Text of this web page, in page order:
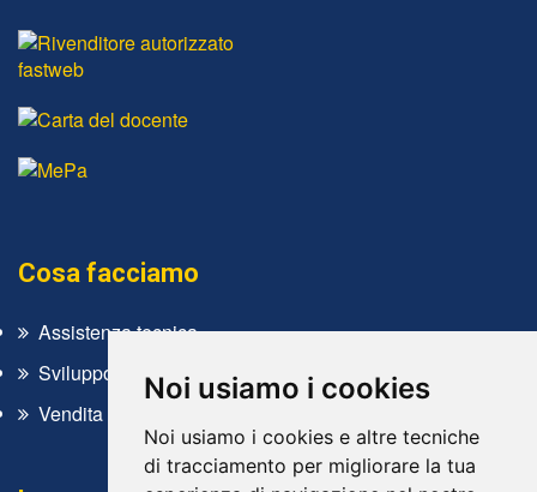
Noi usiamo i cookies
Noi usiamo i cookies e altre tecniche
di tracciamento per migliorare la tua
Cosa facciamo
Assistenza tecnica
Sviluppo software
Vendita